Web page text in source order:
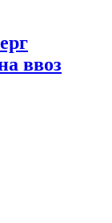
ввоз